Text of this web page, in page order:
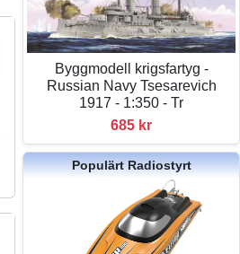
Byggmodell krigsfartyg -
Russian Navy Tsesarevich
1917 - 1:350 - Tr
685 kr
Populärt Radiostyrt